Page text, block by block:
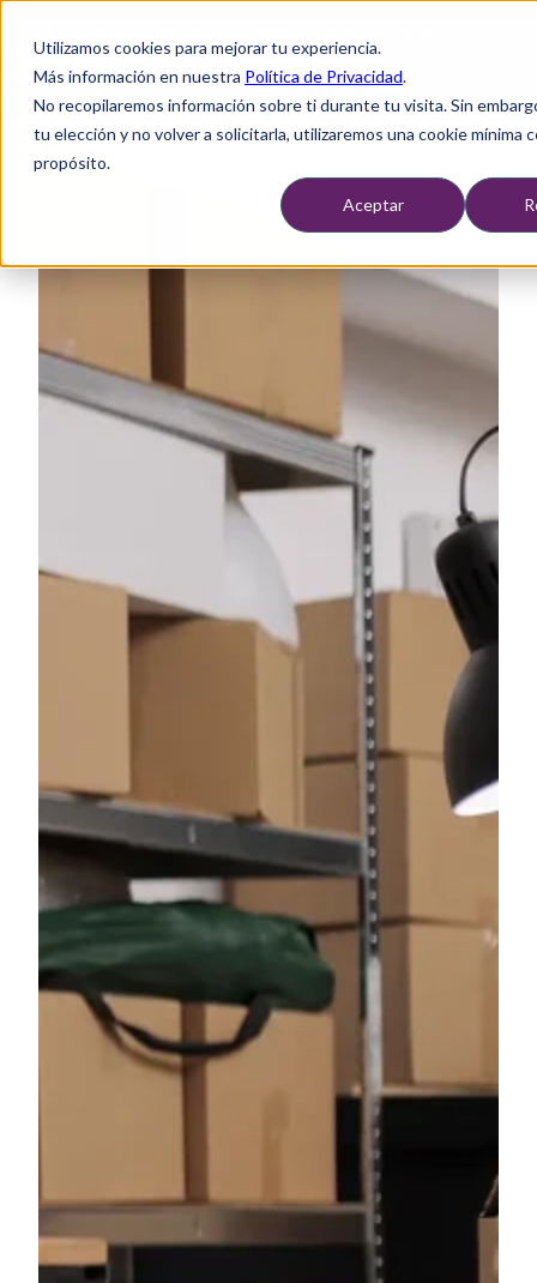
Utilizamos cookies para mejorar tu experiencia.
Más información en nuestra Política de Privacidad.
No recopilaremos información sobre ti durante tu visita. Sin
tu elección y no volver a solicitarla, utilizaremos una cookie mínima
propósito.
Aceptar
a
Soluciones
Sobre nosotros